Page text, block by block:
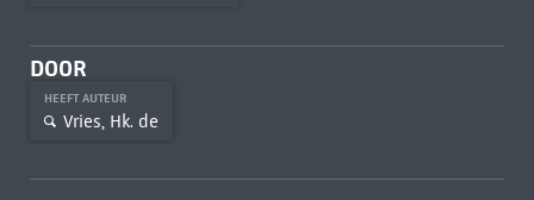
DOOR
HEEFT AUTEUR
Vries, Hk. de